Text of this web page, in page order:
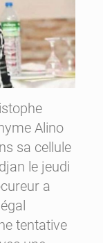
Alino
sa cellule
le jeudi
a
tentative